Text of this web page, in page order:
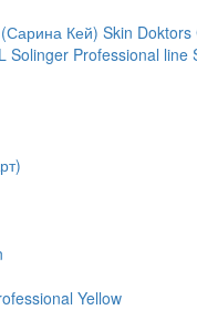
Кей) Skin
Solinger Professional line
Yellow